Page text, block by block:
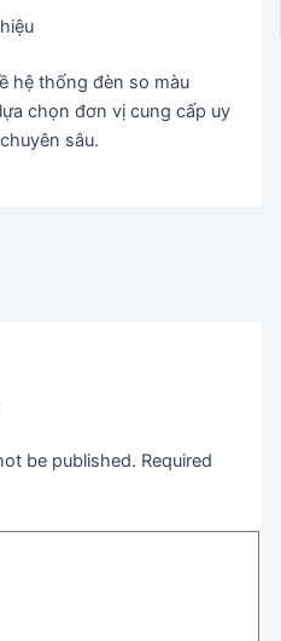
hệ thống đèn so màu
chọn đơn vị cung cấp uy
sâu.
be published. Required